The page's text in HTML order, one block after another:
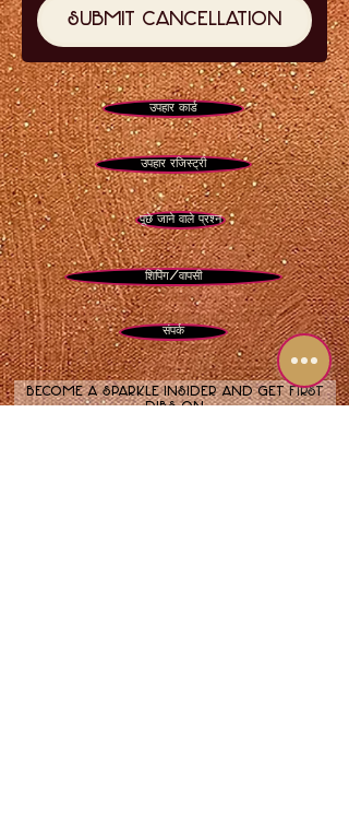
Submit Cancellation
उपहार कार्ड
उपहार रजिस्ट्री
पूछे जाने वाले प्रश्न
शिपिंग/वापसी
संपर्क
Become a sparkle insider and get first
dibs on